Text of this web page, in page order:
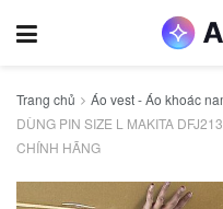
Trang chủ Áo vest - Áo khoác
DÙNG PIN SIZE L MAKITA
CHÍNH HÃNG